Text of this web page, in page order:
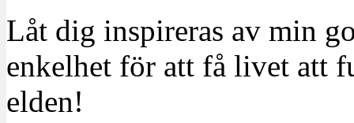
Låt dig inspireras av min
enkelhet för att få livet att
elden!